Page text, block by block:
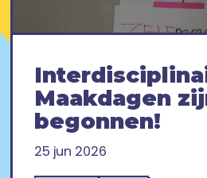
Maakdagen
begonnen!
25 jun 2026